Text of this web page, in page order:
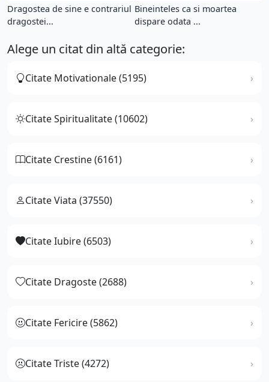
Dragostea de sine e contrariul
dragostei...
Bineinteles ca si moartea
dispare odata ...
Alege un citat din altă categorie:
Citate Motivationale (5195)
Citate Spiritualitate (10602)
Citate Crestine (6161)
Citate Viata (37550)
Citate Iubire (6503)
Citate Dragoste (2688)
Citate Fericire (5862)
Citate Triste (4272)